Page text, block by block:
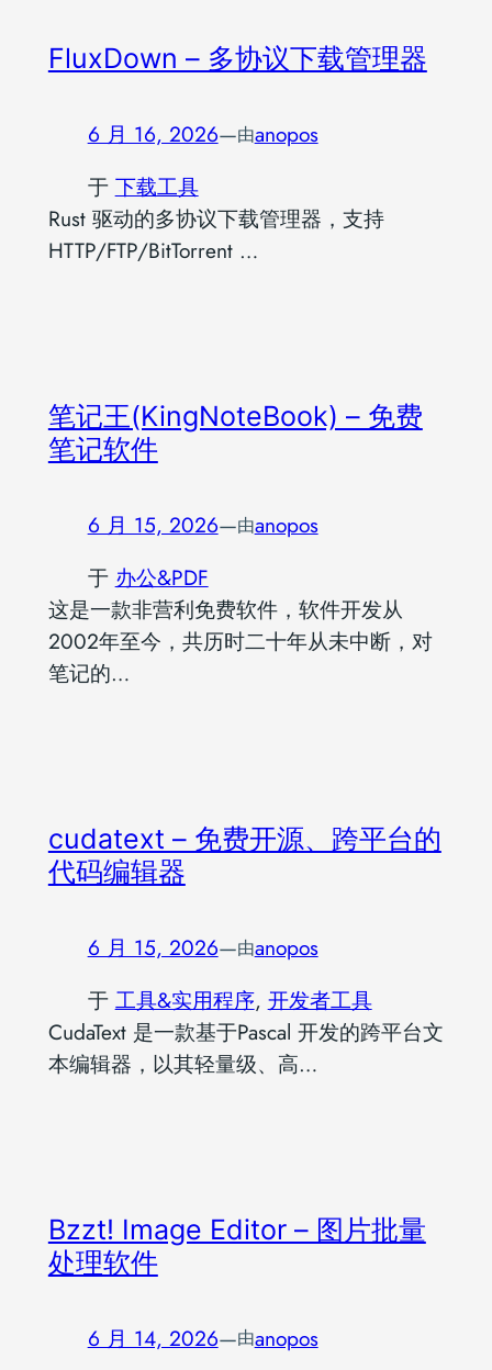
FluxDown – 多协议下载管理器
6 月 16, 2026—由anopos
于 下载工具
Rust 驱动的多协议下载管理器，支持
HTTP/FTP/BitTorrent …
笔记王(KingNoteBook) – 免费
笔记软件
6 月 15, 2026—由anopos
于 办公&PDF
这是一款非营利免费软件，软件开发从
2002年至今，共历时二十年从未中断，对
笔记的…
cudatext – 免费开源、跨平台的
代码编辑器
6 月 15, 2026—由anopos
于 工具&实用程序, 开发者工具
CudaText 是一款基于Pascal 开发的跨平台文
本编辑器，以其轻量级、高…
Bzzt! Image Editor – 图片批量
处理软件
6 月 14, 2026—由anopos